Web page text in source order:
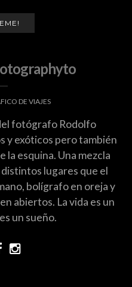
DE VIAJES
fotógrafo Rodolfo
y exóticos pero también
la esquina. Una mezcla
lugares que el
bolígrafo en oreja y
abiertos. La vida es un
un sueño.